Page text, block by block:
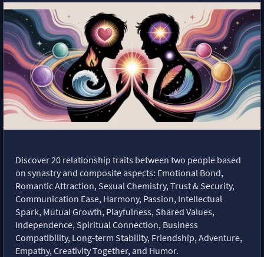
Discover 20 relationship traits between two people based
on synastry and composite aspects: Emotional Bond,
Romantic Attraction, Sexual Chemistry, Trust & Security,
Communication Ease, Harmony, Passion, Intellectual
Spark, Mutual Growth, Playfulness, Shared Values,
Independence, Spiritual Connection, Business
Compatibility, Long-term Stability, Friendship, Adventure,
Empathy, Creativity Together, and Humor.